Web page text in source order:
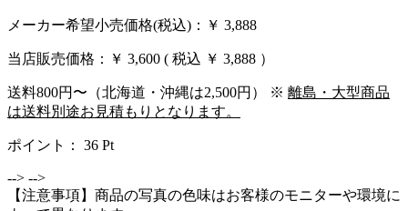
メーカー希望小売価格(税込)：￥ 3,888
当店販売価格： ￥ 3,600 ( 税込 ￥ 3,888 ）
送料800円〜（北海道・沖縄は2,500円） ※ 離島・大型商品
は送料別途お見積もりとなります。
ポイント： 36 Pt
--> -->
【注意事項】商品の写真の色味はお客様のモニターや環境に